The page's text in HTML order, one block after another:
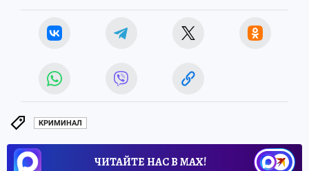
КРИМИНАЛ
ЧИТАЙТЕ НАС В МАХ!